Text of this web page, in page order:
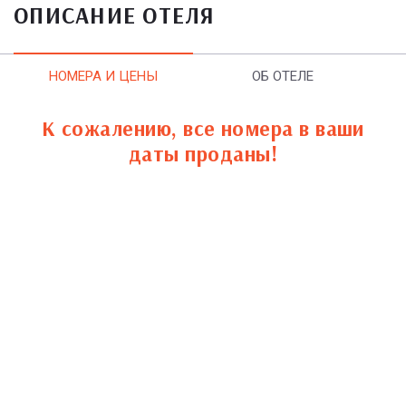
ОПИСАНИЕ ОТЕЛЯ
НОМЕРА И ЦЕНЫ ОБ ОТЕЛЕ
К сожалению, все номера в ваши
даты проданы!